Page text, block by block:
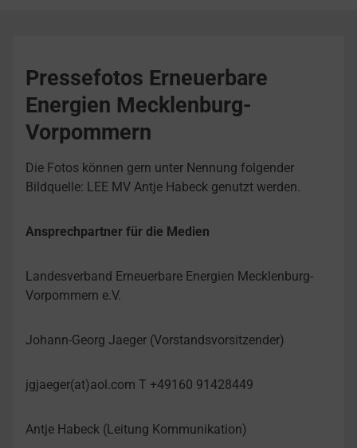
Pressefotos Erneuerbare
Energien Mecklenburg-
Vorpommern
Die Fotos können gern unter Nennung folgender
Bildquelle: LEE MV Antje Habeck genutzt werden.
Ansprechpartner für die Medien
Landesverband Erneuerbare Energien Mecklenburg-
Vorpommern e.V.
Johann-Georg Jaeger (Vorstandsvorsitzender)
jgjaeger(at)aol.com T +49160 91428449
Antje Habeck (Leitung Kommunikation)